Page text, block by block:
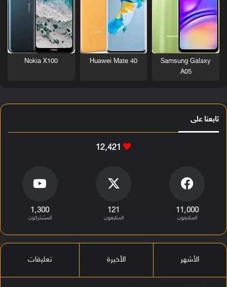
Samsung Galaxy
A05
Huawei Mate 40
Nokia X100
تابعنا على
12٬421
11٬000
المتابعون
121
المتابعون
1٬300
المشتركون
الأشهر الأخيرة تعليقات